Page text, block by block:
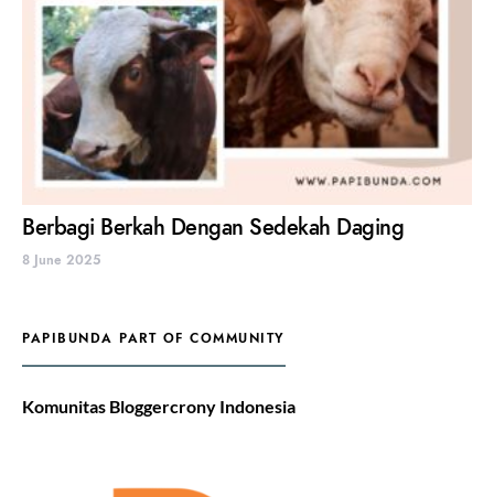
Berbagi Berkah Dengan Sedekah Daging
8 June 2025
PAPIBUNDA PART OF COMMUNITY
Komunitas Bloggercrony Indonesia